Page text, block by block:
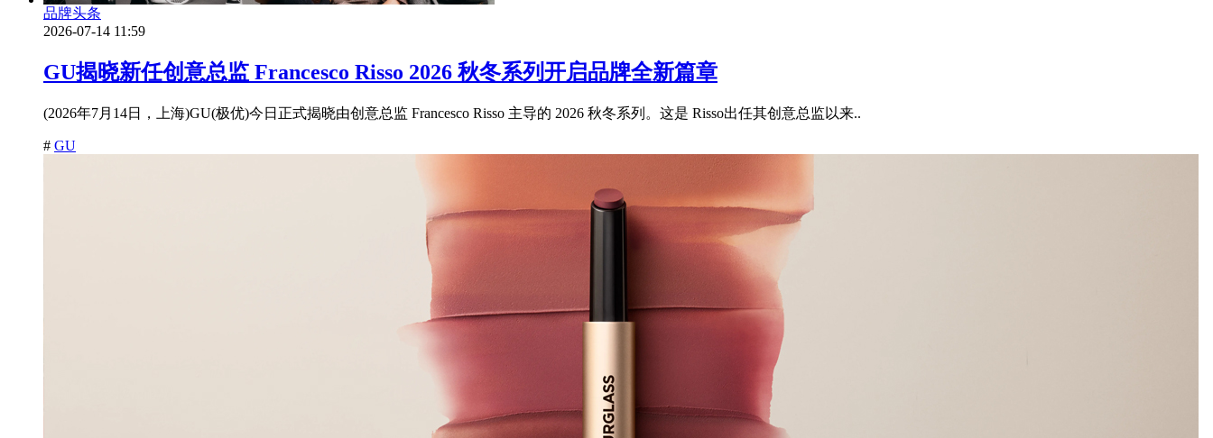
品牌头条
2026-07-14 11:59
GU揭晓新任创意总监 Francesco Risso 2026 秋冬系列开启品牌全新篇章
(2026年7月14日，上海)GU(极优)今日正式揭晓由创意总监 Francesco Risso 主导的 2026 秋冬系列。这是 Risso出任其创意总监以来..
# GU